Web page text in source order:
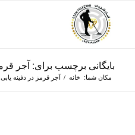
بایگانی برچسب برای: آجر
مکان شما: خانه / آجر قرمز در دفینه یابی